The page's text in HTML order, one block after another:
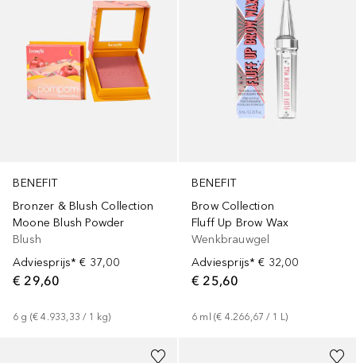
BENEFIT
Bronzer & Blush Collection
Moone Blush Powder
Blush
Adviesprijs* € 37,00
€ 29,60
6 g (€ 4.933,33 / 1 kg)
BENEFIT
Brow Collection
Fluff Up Brow Wax
Wenkbrauwgel
Adviesprijs* € 32,00
€ 25,60
6 ml (€ 4.266,67 / 1 L)
+ 2